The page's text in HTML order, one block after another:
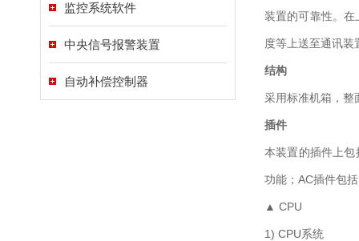
监控系统软件
中央信号报警装置
自动补偿控制器
装置的可靠性。
度等上送至通讯
结构
采用标准机箱，整
插件
本装置的插件上
功能；AC插件包
▲ CPU
1) CPU系统